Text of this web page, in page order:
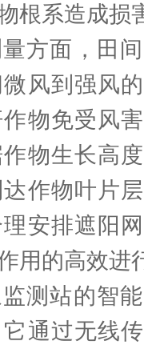
根系造成损
面，田间
风到强风
物免受风
物生长高
作物叶片
安排遮阳
用的高效进
站的智能
通过无线